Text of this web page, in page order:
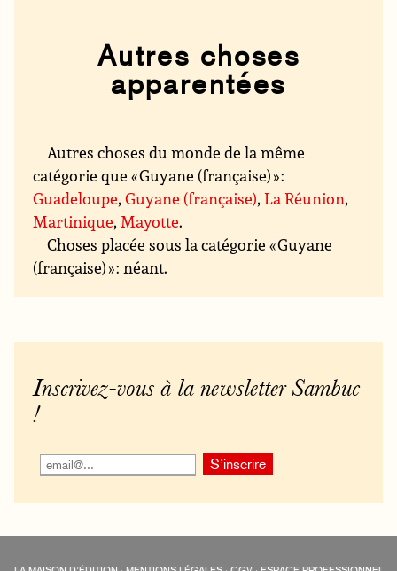
Autres choses
apparentées
Autres choses du monde de la même
catégorie que « Guyane (française) » :
Guadeloupe,Guyane (française),La Réunion,
Martinique,Mayotte.
Choses placée sous la catégorie « Guyane
(française) » : néant.
Inscrivez-vous à la newsletter Sambuc
!